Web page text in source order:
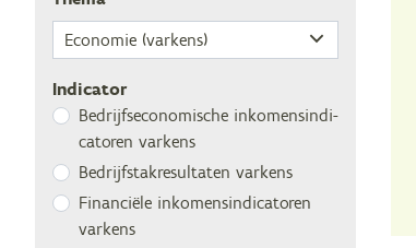
Indicator
Be­drijfs­eco­no­mi­sche in­ko­mens­in­di­
ca­to­ren varkens
Be­drijfs­tak­re­sul­ta­ten varkens
Fi­nan­ci­ë­le in­ko­mens­in­di­ca­to­ren
varkens